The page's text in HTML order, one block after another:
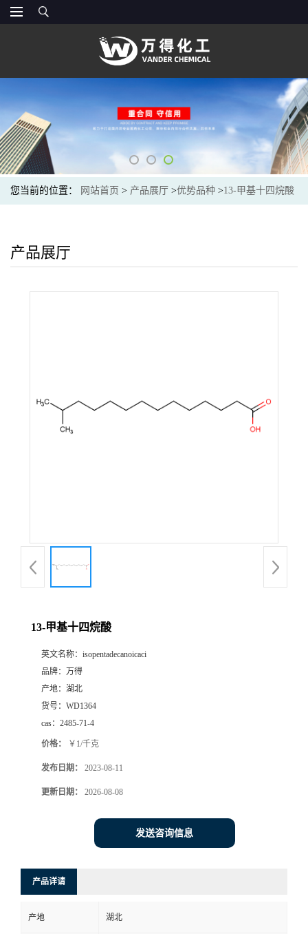
您当前的位置： 网站首页 > 产品展厅 >优势品种 >13-甲基十四烷酸
产品展厅
13-甲基十四烷酸
英文名称： isopentadecanoicaci
品牌： 万得
产地： 湖北
货号： WD1364
cas： 2485-71-4
价格： ￥1/千克
发布日期： 2023-08-11
更新日期： 2026-08-08
发送咨询信息
产品详请
产地 湖北